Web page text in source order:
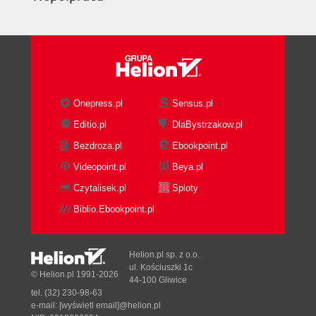
Język holenderski czy niderlandzki?
Religia
Obyczaje
Rembrandt van Rijn (160669)
Baruch Spinoza (163277)
Anna Frank (192945)
Vincent van Gogh (185390)
Samuel Sarphati (181366)
Gerard Heineken (184193)
Symbole Holandii i Amsterdamu
Wiatraki
Tulipany
Trzy krzyże
I Amsterdam
Onepress.pl
Sensus.pl
Editio.pl
DlaBystrzakow.pl
Bezdroza.pl
Ebookpoint.pl
Videopoint.pl
Beya.pl
Czytalisek.pl
Sploty
Biblio.Ebookpoint.pl
© Helion.pl 1991-2026
Helion.pl sp. z o.o.
ul. Kościuszki 1c
44-100 Gliwice
tel. (32) 230-98-63
e-mail: [wyświetl email]@helion.pl